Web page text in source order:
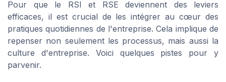
Pour que le RSI et RSE deviennent des leviers
efficaces, il est crucial de les intégrer au cœur des
pratiques quotidiennes de l'entreprise. Cela implique de
repenser non seulement les processus, mais aussi la
culture d'entreprise. Voici quelques pistes pour y
parvenir.